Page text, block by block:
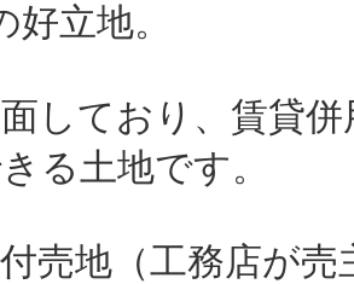
立地。
しており、賃貸
る土地です。
売地（工務店が